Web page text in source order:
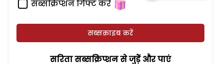
सब्सक्रिप्शन गिफ्ट करें
सब्सक्राइब करें
सरिता सब्सक्रिप्शन से जुड़ेें और पाएं